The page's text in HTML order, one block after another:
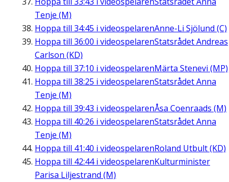
Tenje (M)
Hoppa till 34:45 i videospelarenAnne-Li Sjölund (C)
Hoppa till 36:00 i videospelarenStatsrådet Andreas
Carlson (KD)
Hoppa till 37:10 i videospelarenMärta Stenevi (MP)
Hoppa till 38:25 i videospelarenStatsrådet Anna
Tenje (M)
Hoppa till 39:43 i videospelarenÅsa Coenraads (M)
Hoppa till 40:26 i videospelarenStatsrådet Anna
Tenje (M)
Hoppa till 41:40 i videospelarenRoland Utbult (KD)
Hoppa till 42:44i videospelarenKulturminister
Parisa Liljestrand (M)